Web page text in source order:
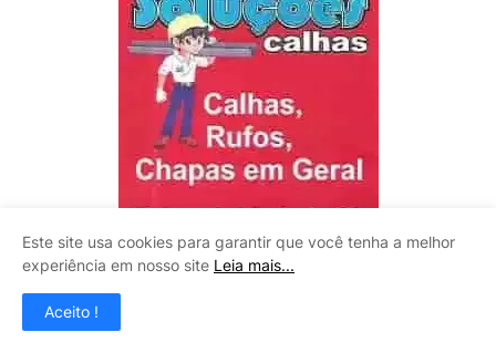
Este site usa cookies para garantir que você tenha a melhor
experiência em nosso site Leia mais...
Aceito !